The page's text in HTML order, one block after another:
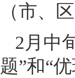
（市、
2月中
题”和“